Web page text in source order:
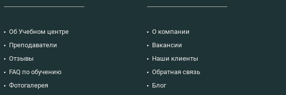
Об Учебном центре
Преподаватели
Отзывы
FAQ по обучению
Фотогалерея
О компании
Вакансии
Наши клиенты
Обратная связь
Блог